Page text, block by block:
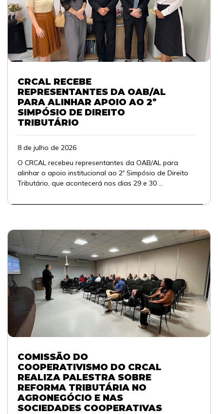
CRCAL RECEBE
REPRESENTANTES DA OAB/AL
PARA ALINHAR APOIO AO 2º
SIMPÓSIO DE DIREITO
TRIBUTÁRIO
8 de julho de 2026
O CRCAL recebeu representantes da OAB/AL para
alinhar o apoio institucional ao 2º Simpósio de Direito
Tributário, que acontecerá nos dias 29 e 30 ...
COMISSÃO DO
COOPERATIVISMO DO CRCAL
REALIZA PALESTRA SOBRE
REFORMA TRIBUTÁRIA NO
AGRONEGÓCIO E NAS
SOCIEDADES COOPERATIVAS